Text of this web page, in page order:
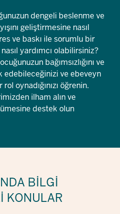
dengeli beslenme ve
geliştirmesine nasıl
ve baskı ile sorumlu bir
yardımcı olabilirsiniz?
bağımsızlığını ve
edebileceğinizi ve ebeveyn
oynadığınızı öğrenin.
ilham alın ve
destek olun
BILGI
KONULAR